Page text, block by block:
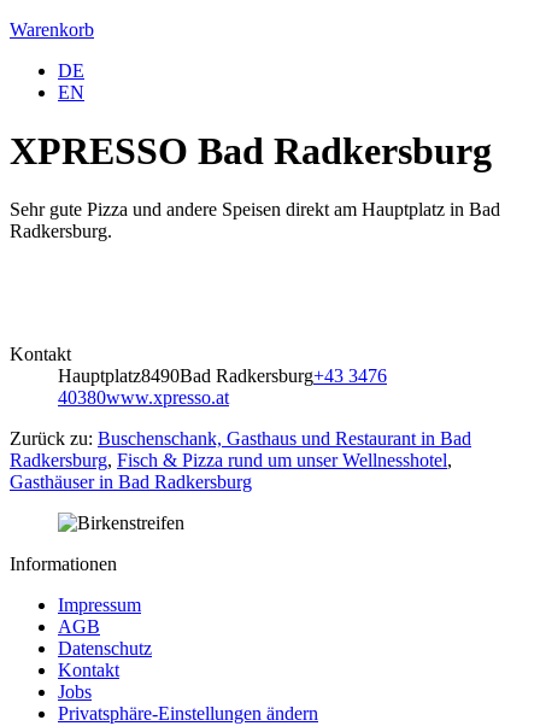
Warenkorb
DE
EN
XPRESSO Bad Radkersburg
Sehr gute Pizza und andere Speisen direkt am Hauptplatz in Bad
Radkersburg.
Kontakt
Hauptplatz8490Bad Radkersburg+43 3476
40380www.xpresso.at
Zurück zu: Buschenschank, Gasthaus und Restaurant in Bad
Radkersburg, Fisch & Pizza rund um unser Wellnesshotel,
Gasthäuser in Bad Radkersburg
Informationen
Impressum
AGB
Datenschutz
Kontakt
Jobs
Privatsphäre-Einstellungen ändern